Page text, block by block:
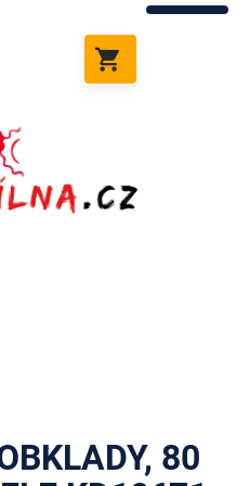
KOŠÍK
80